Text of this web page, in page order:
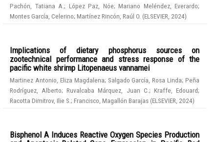
Pachón, Tatiana A. ; López Paz, Nóe; Mariano Meléndez, Everardo;
Montes García, Celerino; Martínez Rincón, Raúl O. (ELSEVIER 2024)
Implications of dietary phosphorus sources on
zootechnical performance and stress response of the
pacific white shrimp Litopenaeus vannamei
Martinez Antonio, Eliza Magdalena; Salgado García, Rosa Linda; Peña
Rodríguez, Alberto;Ruvalcaba Márquez, Juan C. ; Kraffe, Edouard;
Racotta Dimitrov, Ilie S. ; Francisco, Magallón Barajas (ELSEVIER 2024)
Bisphenol A Induces Reactive Oxygen Species Production